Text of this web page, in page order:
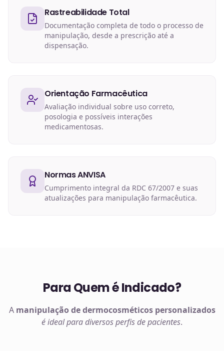
Rastreabilidade Total
Documentação completa de todo o processo de
manipulação, desde a prescrição até a
dispensação.
Orientação Farmacêutica
Avaliação individual sobre uso correto,
posologia e possíveis interações
medicamentosas.
Normas ANVISA
Cumprimento integral da RDC 67/2007 e suas
atualizações para manipulação farmacêutica.
Para Quem é Indicado?
A manipulação dedermocosméticospersonalizados
é ideal para diversos perfis de pacientes.